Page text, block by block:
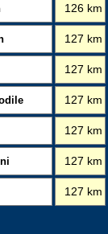
126 km
127 km
127 km
127 km
127 km
127 km
127 km